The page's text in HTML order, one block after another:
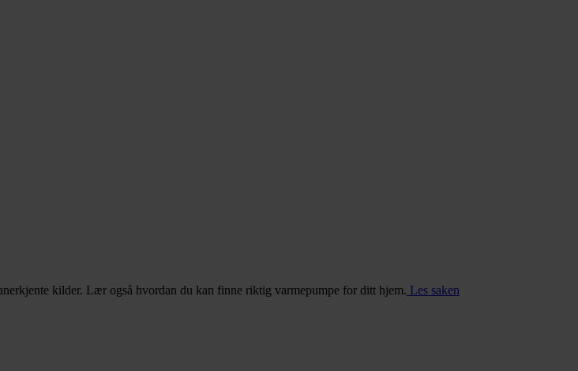
kilder. Lær også hvordan du kan finne riktig varmepumpe for ditt hjem. Les saken